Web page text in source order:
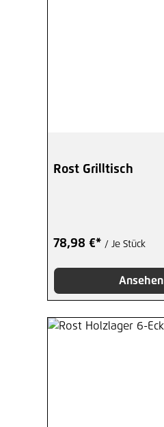
Rost Grilltisch
78,98 €* / Je Stück
Ansehen